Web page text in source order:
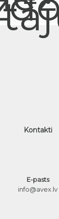
Kontakti
E-pasts
info@avex.lv